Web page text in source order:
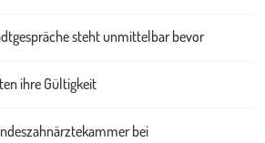
steht unmittelbar bevor
ihre Gültigkeit
bei